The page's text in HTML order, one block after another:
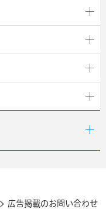
広告掲載のお問い合わせ